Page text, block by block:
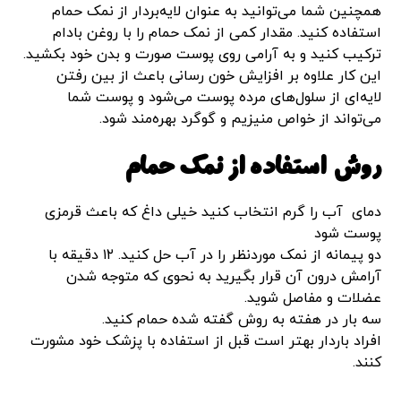
همچنین شما می‌توانید به عنوان لایه‌بردار از نمک حمام
استفاده کنید. مقدار کمی از نمک حمام را با روغن‌ بادام
ترکیب کنید و به آرامی روی پوست صورت و بدن خود بکشید.
این کار علاوه بر افزایش خون رسانی باعث از بین رفتن
لایه‌ای از سلول‌های مرده پوست می‌شود و پوست شما
می‌تواند از خواص منیزیم و گوگرد بهره‌مند شود.
روش استفاده از نمک حمام
دمای آب را گرم انتخاب کنید خیلی داغ که باعث قرمزی
پوست شود
دو پیمانه از نمک موردنظر را در آب حل کنید. ۱۲ دقیقه با
آرامش درون آن قرار بگیرید به نحوی که متوجه شدن
عضلات و مفاصل شوید.
سه بار در هفته به روش گفته شده حمام کنید.
افراد باردار بهتر است قبل از استفاده با پزشک خود مشورت
کنند.